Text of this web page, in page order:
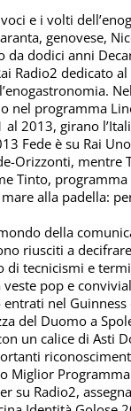
e i volti
genovese,
da dodici anni
Radio2 dedicato
nel programma
2013, girano
Fede è su Rai
Orizzonti, mentre
Tinto,
alla padella:
della
riusciti a
di tecnicismi e
pop e
entrati nel
del Duomo a
un calice di Asti
Miglior
su Radio2,